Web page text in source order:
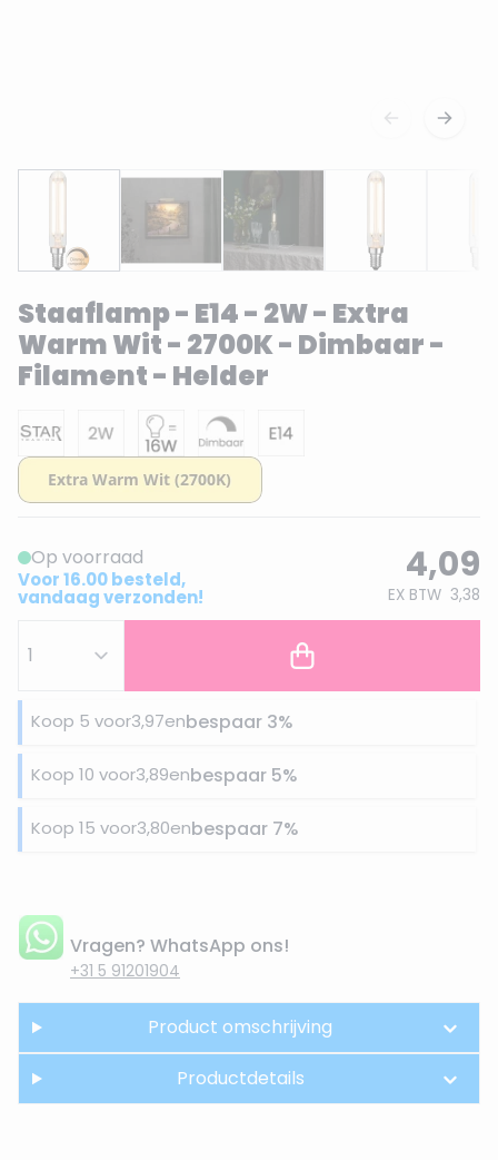
Staaflamp - E14 - 2W - Extra
Warm Wit - 2700K - Dimbaar -
Filament - Helder
Op voorraad
Voor 16.00 besteld,
vandaag verzonden!
4,09
EX BTW 3,38
Koop 5 voor3,97enbespaar 3%
Koop 10 voor3,89enbespaar 5%
Koop 15 voor3,80enbespaar 7%
Vragen? WhatsApp ons!
+31 5 91201904
Product omschrijving
Productdetails